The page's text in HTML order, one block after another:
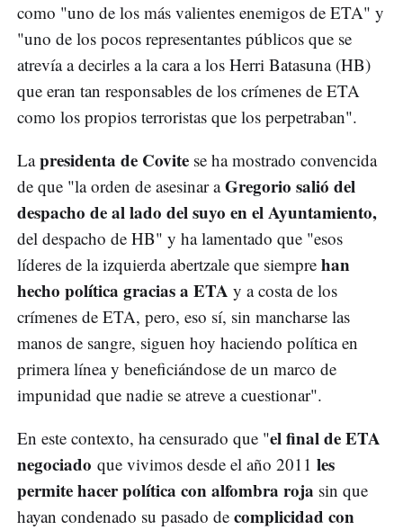
como "uno de los más valientes enemigos de ETA" y
"uno de los pocos representantes públicos que se
atrevía a decirles a la cara a los Herri Batasuna (HB)
que eran tan responsables de los crímenes de ETA
como los propios terroristas que los perpetraban".
Lapresidenta de Covite se ha mostrado convencida
de que "la orden de asesinar aGregorio salió del
despacho de al lado del suyo en el Ayuntamiento,
del despacho de HB" y ha lamentado que "esos
líderes de la izquierda abertzale que siempre han
hecho política gracias a ETA y a costa de los
crímenes de ETA, pero, eso sí, sin mancharse las
manos de sangre, siguen hoy haciendo política en
primera línea y beneficiándose de un marco de
impunidad que nadie se atreve a cuestionar".
En este contexto, ha censurado que "el final de ETA
negociado que vivimos desde el año 2011 les
permite hacer política con alfombra roja sin que
hayan condenado su pasado de complicidad con